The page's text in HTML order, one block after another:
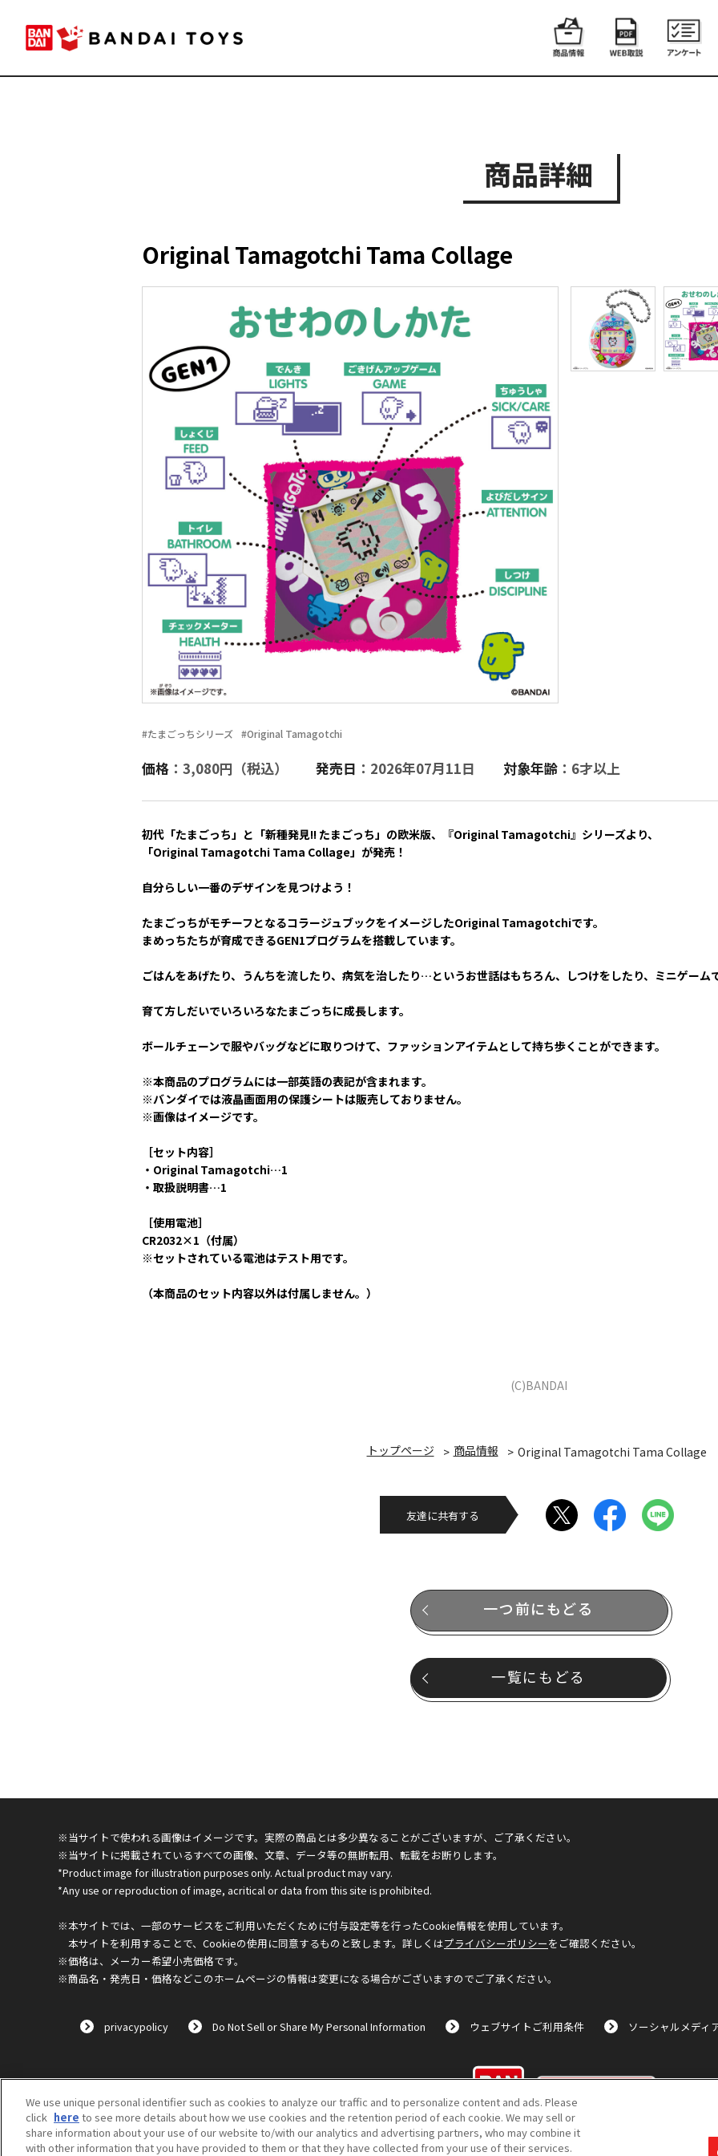
商品詳細
Original Tamagotchi Tama Collage
#たまごっちシリーズ #Original Tamagotchi
価格 ：3,080円（税込） 発売日 ：2026年07月11日 対象年齢 ：6才以上
初代「たまごっち」と「新種発見!! たまごっち」の欧米版、『Original Tamagotchi』シリーズより、
「Original Tamagotchi Tama Collage」が発売！
自分らしい一番のデザインを見つけよう！
たまごっちがモチーフとなるコラージュブックをイメージしたOriginal Tamagotchiです。
まめっちたちが育成できるGEN1プログラムを搭載しています。
ごはんをあげたり、うんちを流したり、病気を治したり…というお世話はもちろん、しつけをしたり、ミニゲーム
育て方しだいでいろいろなたまごっちに成長します。
ボールチェーンで服やバッグなどに取りつけて、ファッションアイテムとして持ち歩くことができます。
※本商品のプログラムには一部英語の表記が含まれます。
※バンダイでは液晶画面用の保護シートは販売しておりません。
※画像はイメージです。
［セット内容］
・Original Tamagotchi…1
・取扱説明書…1
［使用電池］
CR2032×1（付属）
※セットされている電池はテスト用です。
（本商品のセット内容以外は付属しません。）
(C)BANDAI
トップページ 商品情報 Original Tamagotchi Tama Collage
友達に共有する
一つ前にもどる
一覧にもどる
※当サイトで使われる画像はイメージです。実際の商品とは多少異なることがございますが、ご了承ください。
※当サイトに掲載されているすべての画像、文章、データ等の無断転用、転載をお断りします。
*Product image for illustration purposes only. Actual product may vary.
*Any use or reproduction of image, acritical or data from this site is prohibited.
※本サイトでは、一部のサービスをご利用いただくために付与設定等を行ったCookie情報を使用しています。
本サイトを利用することで、Cookieの使用に同意するものと致します。詳しくはプライバシーポリシーをご確認ください。
※価格は、メーカー希望小売価格です。
※商品名・発売日・価格などこのホームページの情報は変更になる場合がございますのでご了承ください。
privacypolicy Do Not Sell or Share My Personal Information ウェブサイトご利用条件 ソーシャルメディ
We use unique personal identifier such as cookies to analyze our traffic and to personalize content and ads. Please
click here to see more details about how we use cookies and the retention period of each cookie. We may sell or
share information about your use of our website to/with our analytics and advertising partners, who may combine it
with other information that you have provided to them or that they have collected from your use of their services.